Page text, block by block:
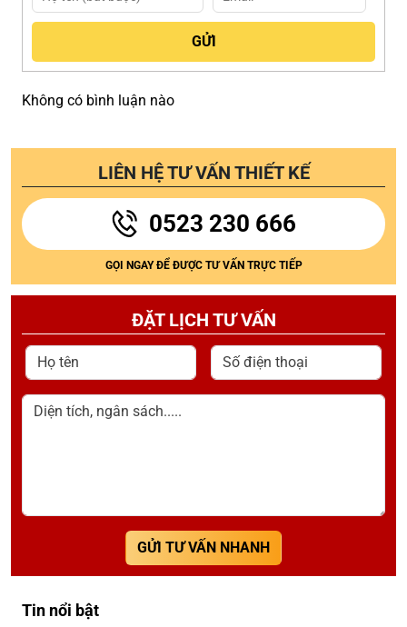
Không có bình luận nào
LIÊN HỆ TƯ VẤN THIẾT KẾ
0523 230 666
GỌI NGAY ĐỂ ĐƯỢC TƯ VẤN TRỰC TIẾP
ĐẶT LỊCH TƯ VẤN
Họ tên Số điện thoại
Diện tích, ngân sách.....
GỬI TƯ VẤN NHANH
Tin nổi bật